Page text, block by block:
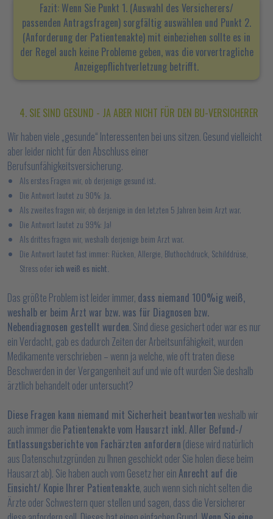
Fazit: Wenn Sie Punkt 1. (Auswahl des Versicherers/
passenden Antragsfragen) sorgfältig auswählen und Punkt 2.
(Anforderung der Patientenakte) mit einbeziehen sollte es in
der Regel auch keine Probleme geben, was die vorvertragliche
Anzeigepflichtverletzung betrifft.
4. SIE SIND GESUND - JA ABER NICHT FÜR DEN BU-VERSICHERER
Wir haben viele „gesunde“ Interessenten bei uns sitzen. Gesund vielleicht
aber leider nicht für den Abschluss einer
Berufsunfähigkeitsversicherung.
Als erstes Fragen wir, ob derjenige gesund ist.
Die Antwort lautet zu 90%: Ja.
Als zweites fragen wir, ob derjenige in den letzten 5 Jahren beim Arzt war.
Die Antwort lautet zu 99%: Ja!
Als drittes fragen wir, weshalb derjenige beim Arzt war.
Die Antwort lautet fast immer: Rücken, Allergie, Bluthochdruck, Schilddrüse,
Stress oderich weiß es nicht.
Das größte Problem ist leider immer, dass niemand 100%ig weiß,
weshalb er beim Arzt war bzw. was für Diagnosen bzw.
Nebendiagnosen gestellt wurden. Sind diese gesichert oder war es nur
ein Verdacht, gab es dadurch Zeiten der Arbeitsunfähigkeit, wurden
Medikamente verschrieben – wenn ja welche, wie oft traten diese
Beschwerden in der Vergangenheit auf und wie oft wurden Sie deshalb
ärztlich behandelt oder untersucht?
Diese Fragen kann niemand mit Sicherheit beantwortenweshalb wir
auch immer die Patientenakte vom Hausarzt inkl. Aller Befund-/
Entlassungsberichte von Fachärzten anfordern (diese wird natürlich
aus Datenschutzgründen zu Ihnen geschickt oder Sie holen diese beim
Hausarzt ab). Sie haben auch vom Gesetz her einAnrecht auf die
Einsicht/ Kopie Ihrer Patientenakte, auch wenn sich nicht selten die
Ärzte oder Schwestern quer stellen und sagen, dass die Versicherer